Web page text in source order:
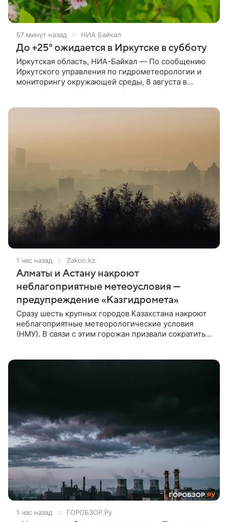
57 минут назад НИА Байкал
До +25° ожидается в Иркутске в субботу
Иркутская область, НИА-Байкал — По сообщению
Иркутского управления по гидрометеорологии и
мониторингу окружающей среды, 8 августа в
1 час назад Zakon.kz
Алматы и Астану накроют
неблагоприятные метеоусловия —
предупреждение «Казгидромета»
Сразу шесть крупных городов Казахстана накроют
неблагоприятные метеорологические условия
(НМУ). В связи с этим горожан призвали сократить
1 час назад ГОРОБЗОР.Ру